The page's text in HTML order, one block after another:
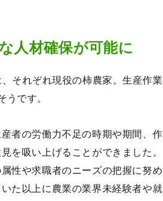
人材確保が可能に
それぞれ現役の柿農家。生産作業
うです。
者の労働力不足の時期や期間、作
を吸い上げることができました。
性や求職者のニーズの把握に努め
た以上に農業の業界未経験者や就